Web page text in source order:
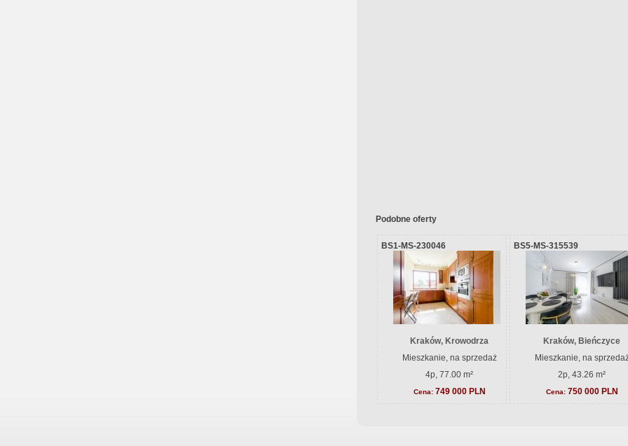
Podobne oferty
BS1-MS-230046
Kraków, Krowodrza
Mieszkanie, na sprzedaż
4p, 77.00 m²
Cena: 749 000 PLN
BS5-MS-315539
Kraków, Bieńczyce
Mieszkanie, na
2p, 43.26 m²
Cena: 750 000 PLN